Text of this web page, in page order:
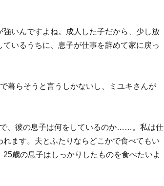
強いんですよね。成人した子だから、少し放
いるうちに、息子が仕事を辞めて家に戻っ
暮らそうと言うしかないし、ミユキさんが
、彼の息子は何をしているのか……。私は仕
ます。夫とふたりならどこかで食べてもい
歳の息子はしっかりしたものを食べたいよ